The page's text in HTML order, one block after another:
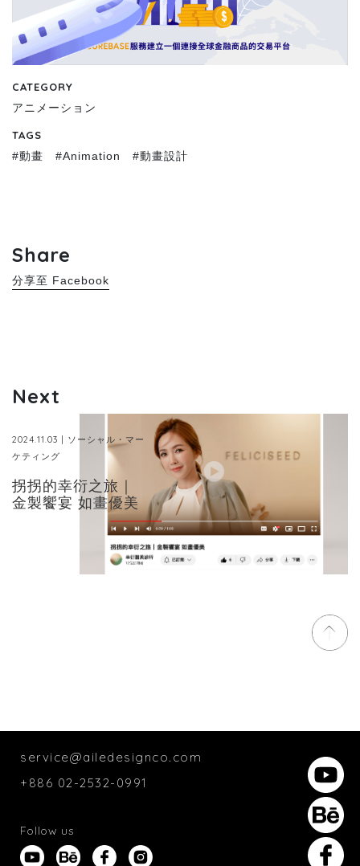
CATEGORY
アニメーション
TAGS
#動畫
#Animation #動畫設計
Share
分享至 Facebook
Next
2024.11.03 | ソーシャル・マー
ケティング
拐拐的幸衍之旅｜
金製饗宴 如畫優美
service@ailedesignco.com
+886 02-2532-0991
Follow us